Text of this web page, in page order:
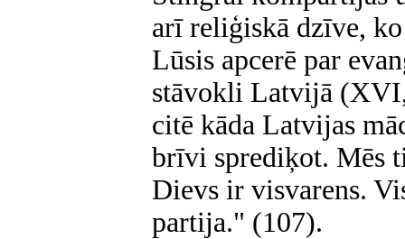
arī reliģiskā dzīve,
Lūsis apcerē par
stāvokli Latvijā
citē kāda Latvijas
brīvi sprediķot. Mēs
Dievs ir visvarens.
partija." (107).